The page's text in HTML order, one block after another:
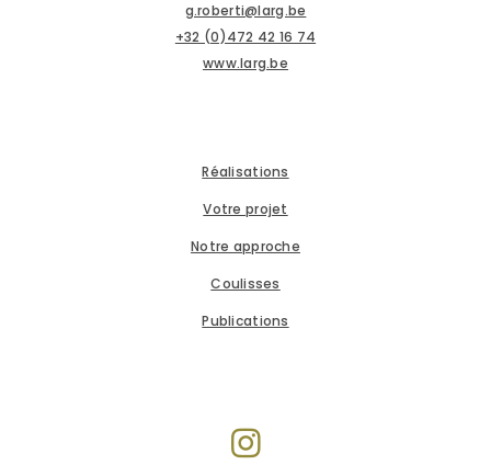
g.roberti@larg.be
+32 (0)472 42 16 74
www.larg.be
Réalisations
Votre projet
Notre approche
Coulisses
Publications